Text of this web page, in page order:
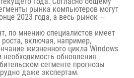
рынка компьютеров могут
2023 года, а весь рынок —
по мнению специалистов имеет
включая, например,
жизненного цикла Windows
необходимость обновления
сегменте прогнозы
даже экспертам.